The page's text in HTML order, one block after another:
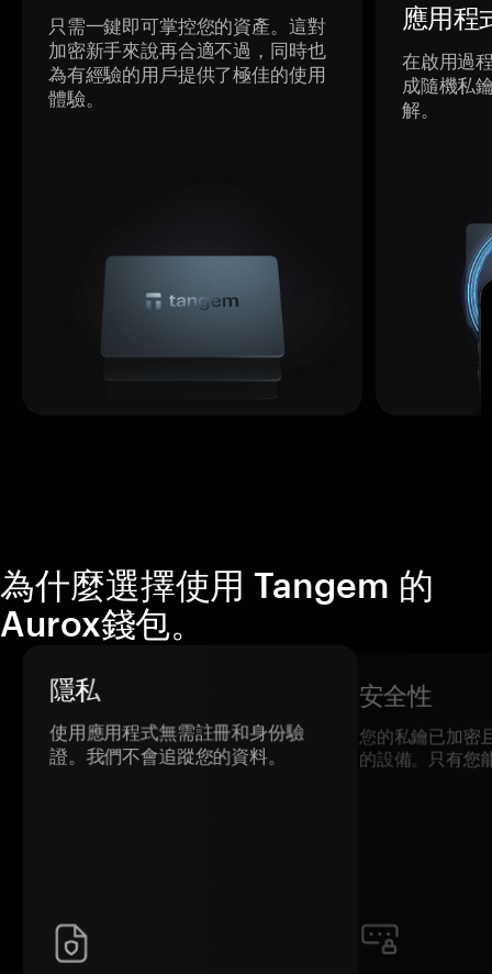
只需一鍵即可掌控您的資產。這對
加密新手來說再合適不過，同時也
為有經驗的用戶提供了極佳的使用
體驗。
應用程
在啟用過
成隨機私
解。
為什麼選擇使用 Tangem 的
Aurox錢包。
隱私
使用應用程式無需註冊和身份驗
證。我們不會追蹤您的資料。
安全性
您的私鑰已加密
的設備。只有您